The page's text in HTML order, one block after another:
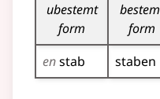
ubestemt
form
form
enstab staben